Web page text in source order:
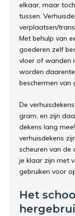
elkaar, maar
tussen.
verplaatsen/
Met behulp van
goederen zelf
vloer of wanden
worden
beschermen van
De
gram, en zijn
dekens lang
verhuisdekens
scheuren van de
je klaar zijn met
gebruiken voor
Het